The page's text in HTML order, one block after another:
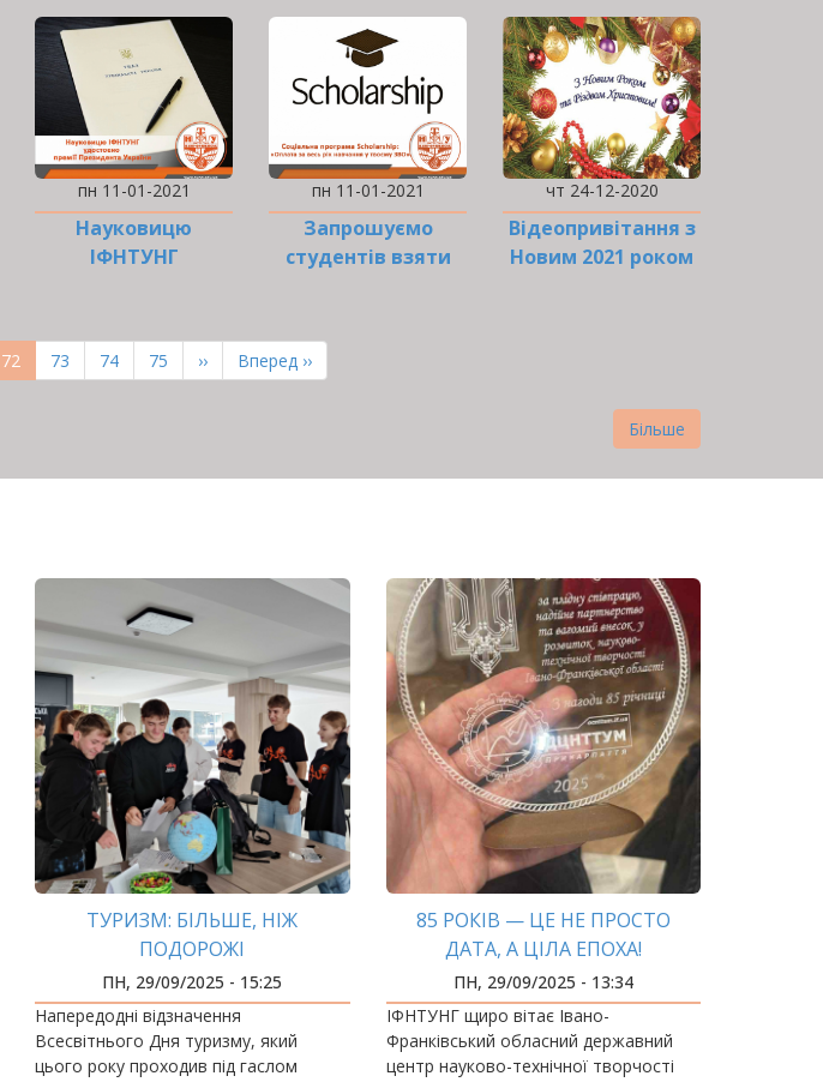
в розмірі 12 000
гривень!
2022
пн 11-01-2021
Науковицю
ІФНТУНГ
України
пн 11-01-2021
Запрошуємо
студентів взяти
програмі
Scholarship
чт 24-12-2020
Відеопривітання з
Новим 2021 роком
Поточна
сторінка
72 Page
73 Page
74 Page
75
Наступна
сторінка
››
Остання
сторінка
Вперед ››
Більше
ТУРИЗМ: БІЛЬШЕ, НІЖ
ПОДОРОЖІ
ПН, 29/09/2025 - 15:25
Напередодні відзначення
Всесвітнього Дня туризму, який
цього року проходив під гаслом
85 РОКІВ — ЦЕ НЕ ПРОСТО
ДАТА, А ЦІЛА ЕПОХА!
ПН, 29/09/2025 - 13:34
ІФНТУНГ щиро вітає Івано-
Франківський обласний державний
центр науково-технічної творчості